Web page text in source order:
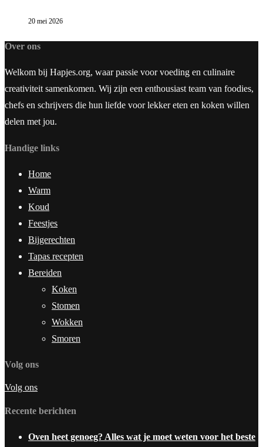
20 mei 2026
Over ons
Welkom bij Hapjes.org, waar passie voor voeding en culinaire
creativiteit samenkomen. Wij zijn een enthousiast team van foodies,
chefs en schrijvers die hun liefde voor lekker eten en koken willen
delen met jou.
Handige links
Home
Warm
Koud
Feestjes
Bijgerechten
Tapas recepten
Bereiden
Koken
Stomen
Wokken
Smoren
Volg ons
Volg ons
Recente berichten
Oven heet genoeg? Alles wat je moet weten voor het beste